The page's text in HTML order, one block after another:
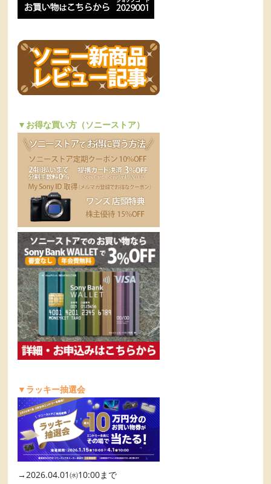
▼お得な買い方（ソニーストア）
▼ラッキー抽選会
→2026.04.01㈬10:00まで